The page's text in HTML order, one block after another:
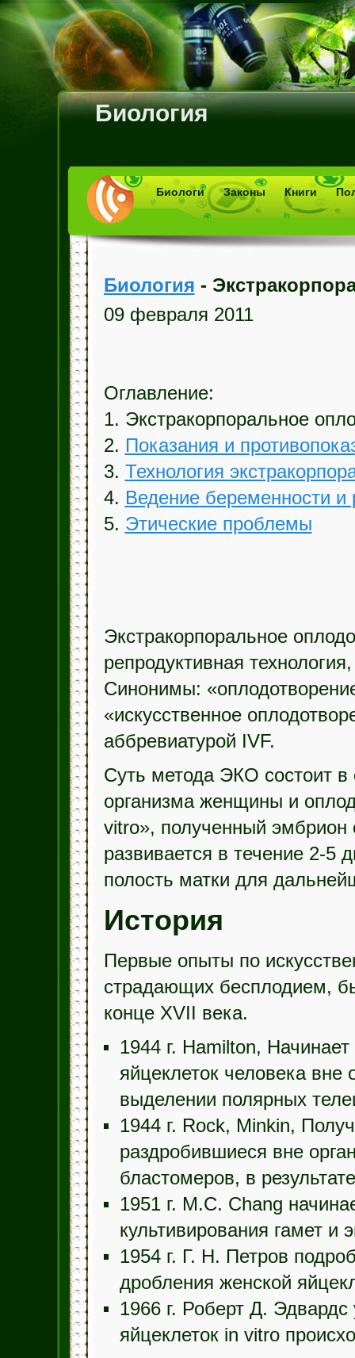
Биология
Биологи Законы Книги
Биология -
09 февраля 2011
Оглавление:
1. Экстракорпоральное
2. Показания и
3. Технология
4. Ведение беременности и
5. Этические проблемы
Экстракорпоральное
репродуктивная
Синонимы:
«искусственное
аббревиатурой IVF.
Суть метода ЭКО состоит
организма женщины и
vitro», полученный эмбрион
развивается в течение 2-5
полость матки для
История
Первые опыты по
страдающих бесплодием,
конце XVII века.
1944 г. Hamilton,
яйцеклеток человека
выделении полярных
1944 г. Rock, Minkin,
раздробившиеся вне
бластомеров, в
1951 г. M.C. Chang
культивирования гамет и
1954 г. Г. Н. Петров
дробления женской
1966 г. Роберт Д. Эдвардс
яйцеклеток in vitro